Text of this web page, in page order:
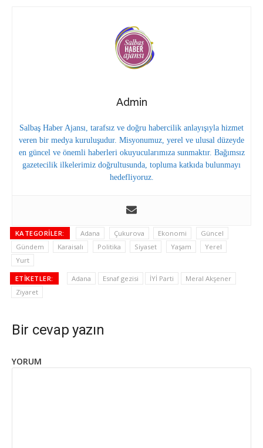
Admin
Salbaş Haber Ajansı, tarafsız ve doğru habercilik anlayışıyla hizmet
veren bir medya kuruluşudur. Misyonumuz, yerel ve ulusal düzeyde
en güncel ve önemli haberleri okuyucularımıza sunmaktır. Bağımsız
gazetecilik ilkelerimiz doğrultusunda, topluma katkıda bulunmayı
hedefliyoruz.
KATEGORILER: Adana Çukurova Ekonomi
Güncel
Gündem
Karaisalı Politika Siyaset Yaşam
Yerel
Yurt
ETIKETLER: Adana Esnaf gezisi İYİ Parti
Meral Akşener
Ziyaret
Bir cevap yazın
YORUM